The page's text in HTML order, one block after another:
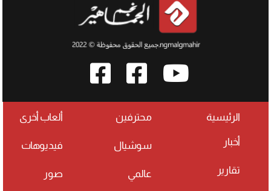
الرئيسية
أخبار
تقارير
محترفين
سوشيال
عالمي
ألعاب أخرى
فيديوهات
صور